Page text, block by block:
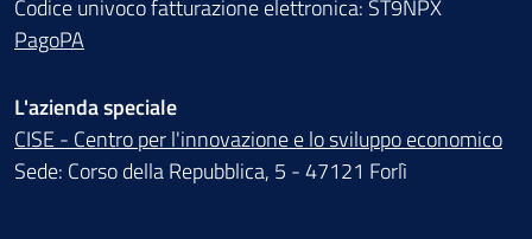
Codice univoco fatturazione elettronica: ST9NPX
PagoPA
L'azienda speciale
CISE - Centro per l'innovazione e lo sviluppo economico
Sede: Corso della Repubblica, 5 - 47121 Forlì